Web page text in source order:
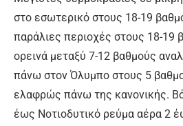
στο εσωτερικό στους 18-19
παράλιες περιοχές στους 18-19
ορεινά μεταξύ 7-12 βαθμούς
πάνω στον Όλυμπο στους 5
ελαφρώς πάνω της κανονικής.
έως Νοτιοδυτικό ρεύμα αέρα 2